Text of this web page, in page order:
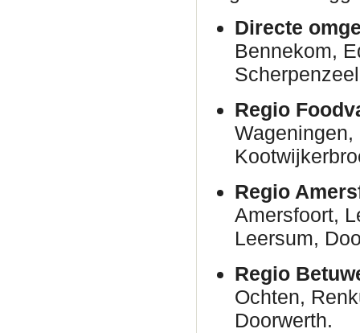
Directe
Bennekom,
Regio
Regio
Amersfoort,
Leersum,
Regio
Ochten,
Doorwerth.